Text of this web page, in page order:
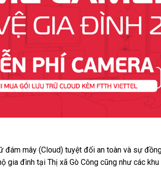
mây (Cloud) tuyệt đối an toàn và sự
gia đình tại Thị xã Gò Công cũng như các